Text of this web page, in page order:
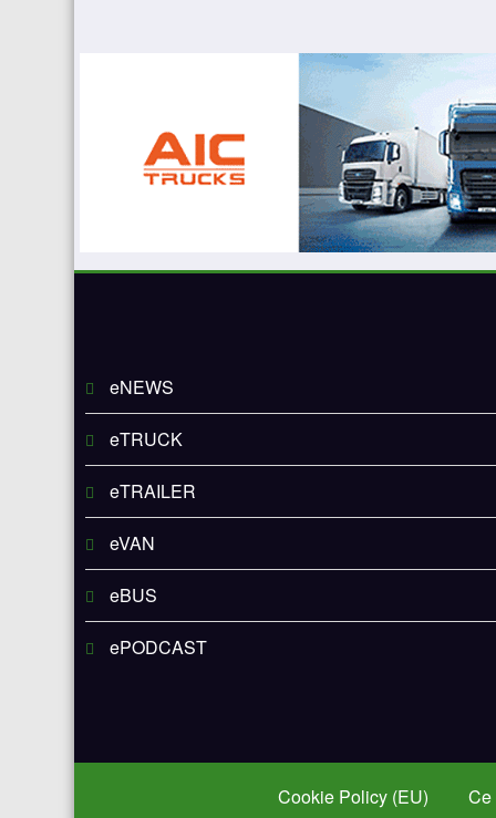
eNEWS
eTRUCK
eTRAILER
eVAN
eBUS
ePODCAST
Cookie Policy (EU) Ce